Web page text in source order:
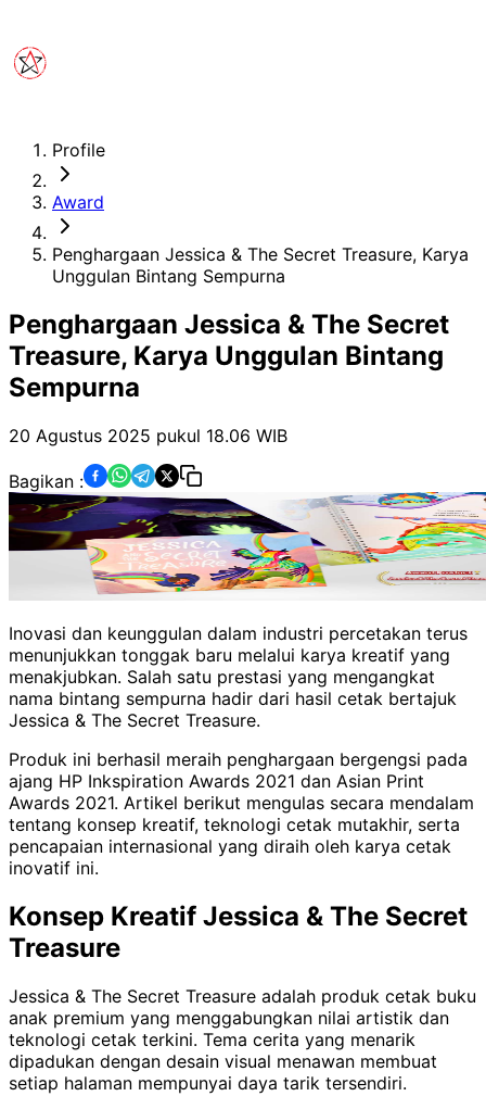
Profile
Award
Penghargaan Jessica & The Secret Treasure, Karya
Unggulan Bintang Sempurna
Penghargaan Jessica & The Secret
Treasure, Karya Unggulan Bintang
Sempurna
20 Agustus 2025 pukul 18.06 WIB
Bagikan :
Inovasi dan keunggulan dalam industri percetakan terus
menunjukkan tonggak baru melalui karya kreatif yang
menakjubkan. Salah satu prestasi yang mengangkat
nama bintang sempurna hadir dari hasil cetak bertajuk
Jessica & The Secret Treasure.
Produk ini berhasil meraih penghargaan bergengsi pada
ajang HP Inkspiration Awards 2021 dan Asian Print
Awards 2021. Artikel berikut mengulas secara mendalam
tentang konsep kreatif, teknologi cetak mutakhir, serta
pencapaian internasional yang diraih oleh karya cetak
inovatif ini.
Konsep Kreatif Jessica & The Secret
Treasure
Jessica & The Secret Treasure adalah produk cetak buku
anak premium yang menggabungkan nilai artistik dan
teknologi cetak terkini. Tema cerita yang menarik
dipadukan dengan desain visual menawan membuat
setiap halaman mempunyai daya tarik tersendiri.